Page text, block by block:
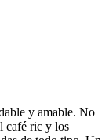
y amable. No
café ric y los